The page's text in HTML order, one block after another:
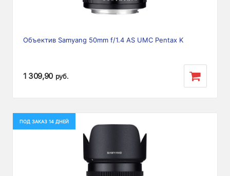
Объектив Samyang 50mm f/1.4 AS UMC Pentax K
1 309,90 руб.
ПОД ЗАКАЗ 14 ДНЕЙ